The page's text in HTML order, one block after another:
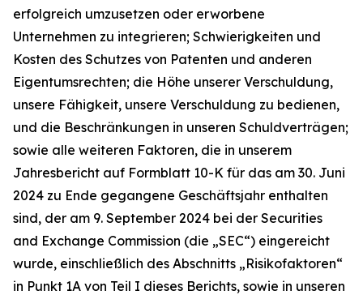
erfolgreich umzusetzen oder erworbene
Unternehmen zu integrieren; Schwierigkeiten und
Kosten des Schutzes von Patenten und anderen
Eigentumsrechten; die Höhe unserer Verschuldung,
unsere Fähigkeit, unsere Verschuldung zu bedienen,
und die Beschränkungen in unseren Schuldverträgen;
sowie alle weiteren Faktoren, die in unserem
Jahresbericht auf Formblatt 10-K für das am 30. Juni
2024 zu Ende gegangene Geschäftsjahr enthalten
sind, der am 9. September 2024 bei der Securities
and Exchange Commission (die „SEC“) eingereicht
wurde, einschließlich des Abschnitts „Risikofaktoren“
in Punkt 1A von Teil I dieses Berichts, sowie in unseren